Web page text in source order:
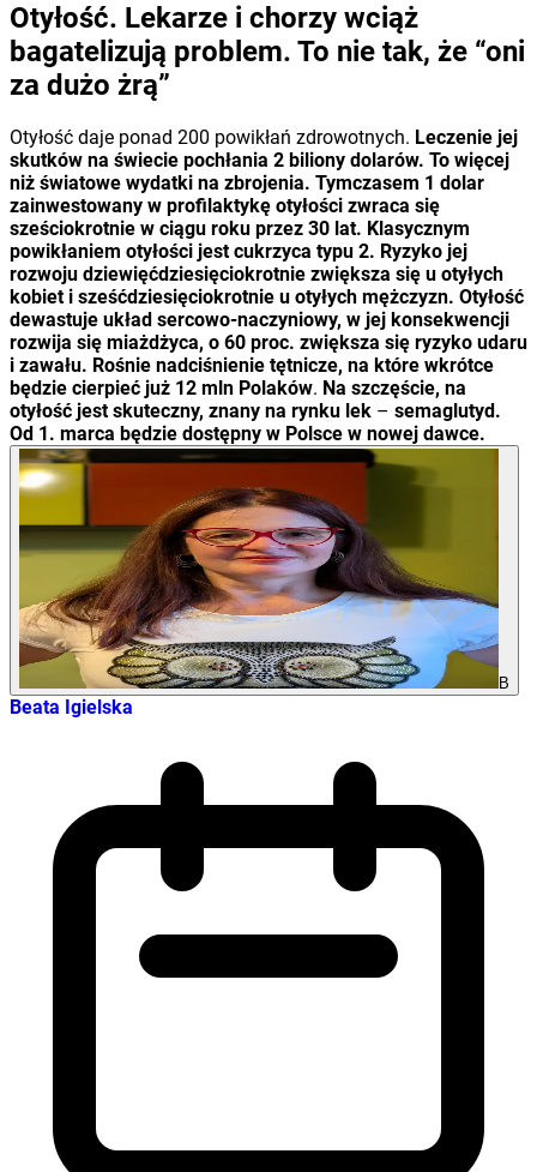
Otyłość. Lekarze i chorzy wciąż
bagatelizują problem. To nie tak, że “oni
za dużo żrą”
Otyłość daje ponad 200 powikłań zdrowotnych. Leczenie jej
skutków na świecie pochłania 2 biliony dolarów. To więcej
niż światowe wydatki na zbrojenia. Tymczasem 1 dolar
zainwestowany w profilaktykę otyłości zwraca się
sześciokrotnie w ciągu roku przez 30 lat. Klasycznym
powikłaniem otyłości jest cukrzyca typu 2. Ryzyko jej
rozwoju dziewięćdziesięciokrotnie zwiększa się u otyłych
kobiet i sześćdziesięciokrotnie u otyłych mężczyzn. Otyłość
dewastuje układ sercowo-naczyniowy, w jej konsekwencji
rozwija się miażdżyca, o 60 proc. zwiększa się ryzyko udaru
i zawału. Rośnie nadciśnienie tętnicze, na które wkrótce
będzie cierpieć już 12 mln Polaków. Na szczęście, na
otyłość jest skuteczny, znany na rynku lek – semaglutyd.
Od 1. marca będzie dostępny w Polsce w nowej dawce.
B
Beata Igielska